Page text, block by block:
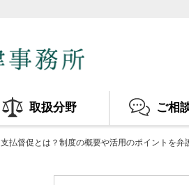
取扱分野 ご相
支払督促とは？制度の概要や活用のポイントを弁